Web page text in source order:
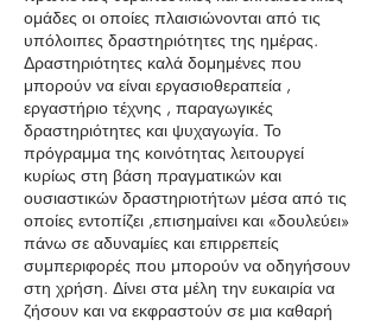
ομάδες οι οποίες πλαισιώνονται από τις
υπόλοιπες δραστηριότητες της ημέρας.
Δραστηριότητες καλά δομημένες που
μπορούν να είναι εργασιοθεραπεία ,
εργαστήριο τέχνης , παραγωγικές
δραστηριότητες και ψυχαγωγία. Το
πρόγραμμα της κοινότητας λειτουργεί
κυρίως στη βάση πραγματικών και
ουσιαστικών δραστηριοτήτων μέσα από τις
οποίες εντοπίζει ,επισημαίνει και «δουλεύει»
πάνω σε αδυναμίες και επιρρεπείς
συμπεριφορές που μπορούν να οδηγήσουν
στη χρήση. Δίνει στα μέλη την ευκαιρία να
ζήσουν και να εκφραστούν σε μια καθαρή